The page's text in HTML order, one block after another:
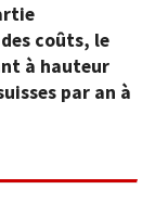
coûts, le
à hauteur
par an à